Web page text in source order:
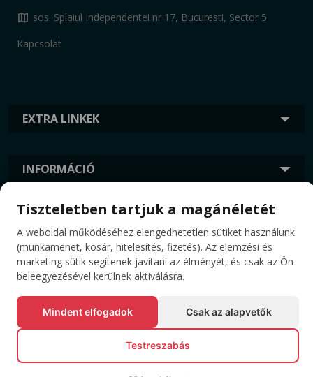
EXTRA LINKEK
INFORMÁCIÓ
map sos. Splaiul Independentei nr 17, Bucuresti, Sector 5
Kapcsolat
CÍMKÉK
© Minden jog fenntartva EVENTBOOK SRL.
Tiszteletben tartjuk a magánéletét
A weboldal működéséhez elengedhetetlen sütiket használunk
(munkamenet, kosár, hitelesítés, fizetés). Az elemzési és
marketing sütik segítenek javítani az élményét, és csak az Ön
beleegyezésével kerülnek aktiválásra.
Mindent elfogadok Csak az alapvetők
Testreszabás